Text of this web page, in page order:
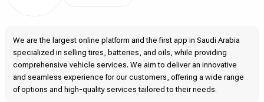
We are the largest online platform and the first app in Saudi Arabia
specialized in selling tires, batteries, and oils, while providing
comprehensive vehicle services. We aim to deliver an innovative
and seamless experience for our customers, offering a wide range
of options and high-quality services tailored to their needs.